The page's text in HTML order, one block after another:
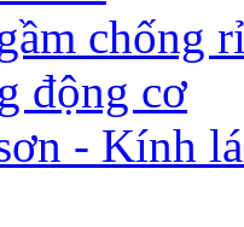
chống
động cơ
- Kính